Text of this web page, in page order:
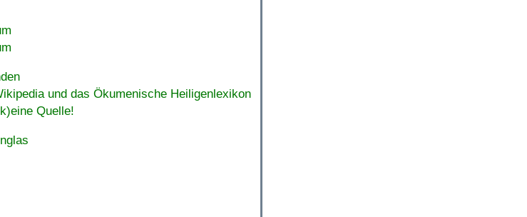
und das Ökumenische Heiligenlexikon
Quelle!